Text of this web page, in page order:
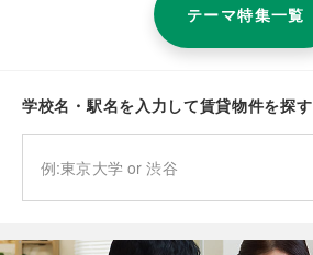
テーマ特集一覧
学校名・駅名を入力して賃貸物件を探す